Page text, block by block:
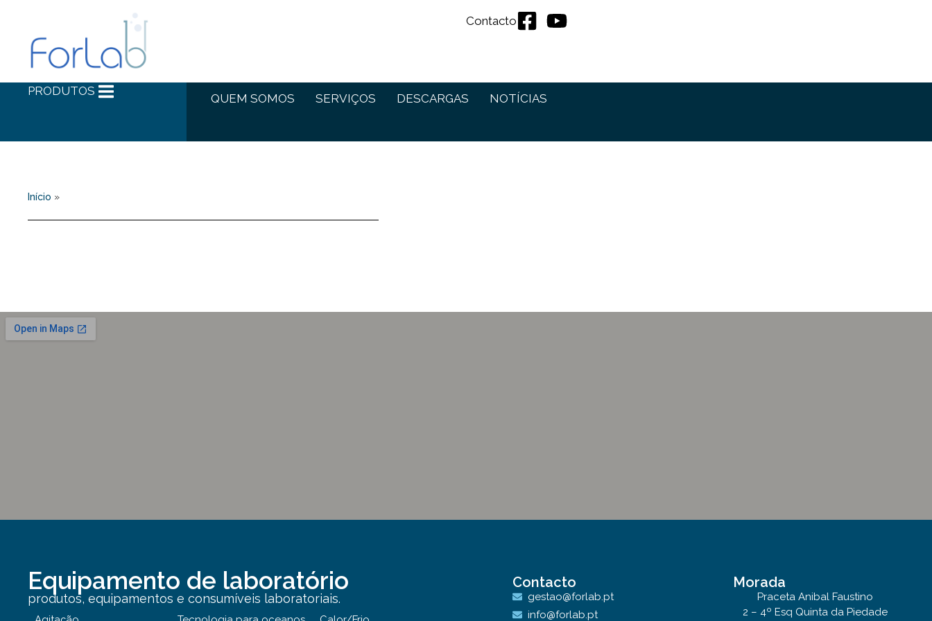
Contacto
PRODUTOS
QUEM SOMOS SERVIÇOS DESCARGAS NOTÍCIAS
Início »
Equipamento de laboratório
produtos, equipamentos e consumíveis laboratoriais.
Contacto
gestao@forlab.pt
info@forlab.pt
Morada
Praceta Anibal Faustino
2 – 4º Esq Quinta da Piedade